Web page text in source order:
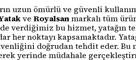
uzun ömürlü ve güvenli
ve Royalsanmarkalı tüm
verdiğimiz bu hizmet, yatağın
her noktayı kapsamaktadır.
doğrudan tehdit eder. Bu
yerinde müdahale